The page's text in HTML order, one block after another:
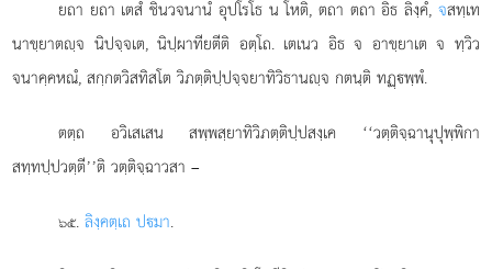
ยถา ยถา เตสํ ชินวจนานํ อุปโรโธ น โหติ, ตถา ตถา อิธ ลิงฺคํ, จสทฺเท
นาขฺยาตฺจ นิปจฺจเต, นิปฺผาทียตีติ อตฺโถ. เตเนว อิธ จ อาขฺยาเต จ ทฺวิว
จนาคฺคหณํ, สกฺกตวิสทิสโต วิภตฺติปฺปจฺจยาทิวิธานฺจ กตนฺติ ทฏฺพฺพํ.
ตตฺถ อวิเสเสน สพฺพสฺยาทิวิภตฺติปฺปสงฺเค ‘‘วตฺติจฺฉานุปุพฺพิกา
สทฺทปฺปวตฺตี’’ติ วตฺติจฺฉาวสา –
๖๕.ลิงฺคตฺเถ ปมา.